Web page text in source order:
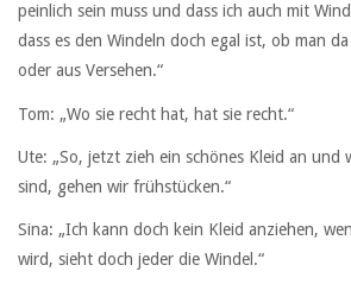
peinlich sein muss und dass ich auch mit
dass es den Windeln doch egal ist, ob man
oder aus Versehen.“
Tom: „Wo sie recht hat, hat sie recht.“
Ute: „So, jetzt zieh ein schönes Kleid an und
sind, gehen wir frühstücken.“
Sina: „Ich kann doch kein Kleid anziehen,
wird, sieht doch jeder die Windel.“